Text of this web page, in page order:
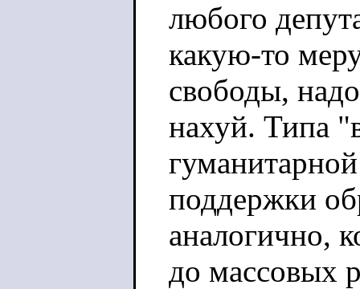
любого
какую-то
свободы,
нахуй. Типа
поддержки
аналогично,
до массовых